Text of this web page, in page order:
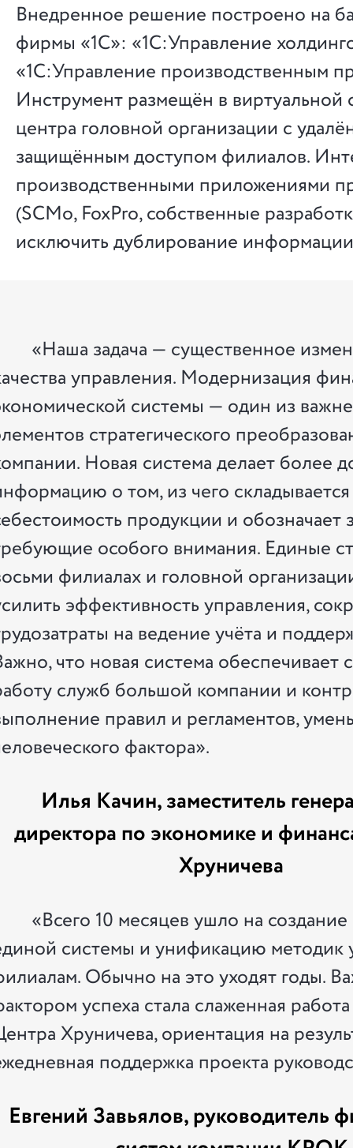
Внедренное решение построено на
фирмы «1С»: «1С:Управление
«1С:Управление производственным
Инструмент размещён в виртуальной
центра головной организации с
защищённым доступом филиалов.
производственными приложениями
(SCMo, FoxPro, собственные
исключить дублирование
«Наша задача — существенное
управления. Модернизация
системы — один из
стратегического
Новая система делает более
о том, из чего складывается
продукции и обозначает
особого внимания. Единые
филиалах и головной
эффективность управления,
на ведение учёта и
что новая система обеспечивает
служб большой компании и
правил и регламентов,
фактора».
Илья Качин, заместитель
директора по экономике и
Хруничева
«Всего 10 месяцев ушло на создание
системы и унификацию методик
Обычно на это уходят годы.
успеха стала слаженная
Хруничева, ориентация на
поддержка проекта
Евгений Завьялов, руководитель